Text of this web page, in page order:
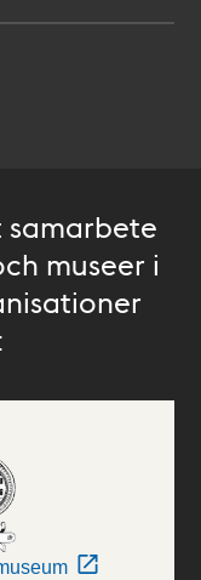
samarbete
museer i